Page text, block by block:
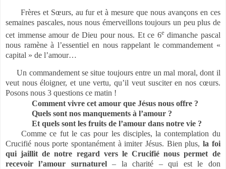
Frères et Sœurs, au fur et à mesure que nous avançons en ces
semaines pascales, nous nous émerveillons toujours un peu plus de
cet immense amour de Dieu pour nous. Et ce 6edimanche pascal
nous ramène à l’essentiel en nous rappelant le commandement «
capital » de l’amour…
Un commandement se situe toujours entre un mal moral, dont il
veut nous éloigner, et une vertu, qu’il veut susciter en nos cœurs.
Posons nous 3 questions ce matin !
Comment vivre cet amour que Jésus nous offre ?
Quels sont nos manquements à l’amour ?
Et quels sont les fruits de l’amour dans notre vie ?
Comme ce fut le cas pour les disciples, la contemplation du
Crucifié nous porte spontanément à imiter Jésus. Bien plus, la foi
qui jaillit de notre regard vers le Crucifié nous permet de
recevoir l’amour surnaturel– la charité – qui est le don